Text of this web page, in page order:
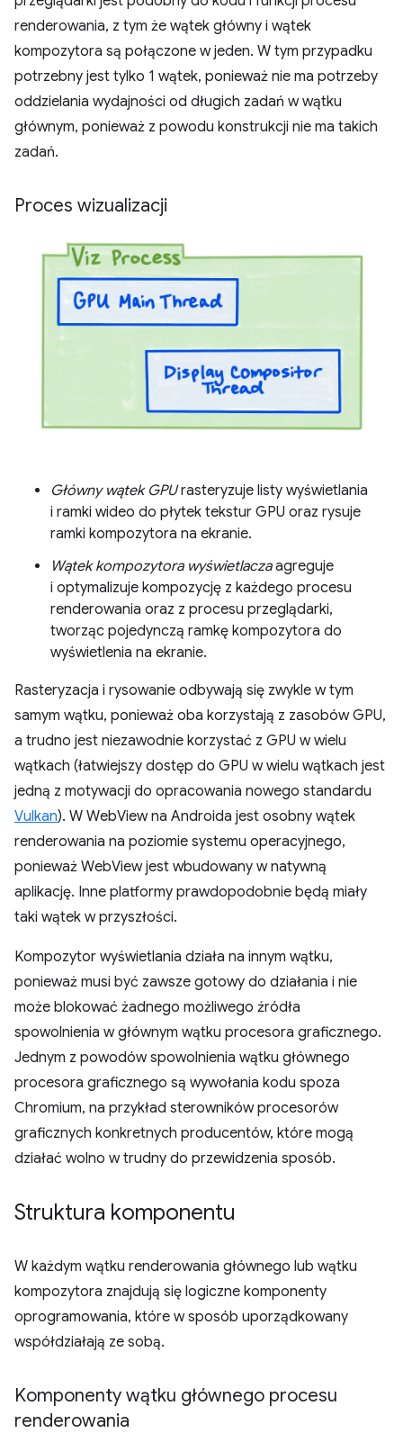
renderowania, z tym że wątek główny i wątek
kompozytora są połączone w jeden. W tym przypadku
potrzebny jest tylko 1 wątek, ponieważ nie ma potrzeby
oddzielania wydajności od długich zadań w wątku
głównym, ponieważ z powodu konstrukcji nie ma takich
zadań.
Proces wizualizacji
Główny wątek GPUrasteryzuje listy wyświetlania
i ramki wideo do płytek tekstur GPU oraz rysuje
ramki kompozytora na ekranie.
Wątek kompozytora wyświetlaczaagreguje
i optymalizuje kompozycję z każdego procesu
renderowania oraz z procesu przeglądarki,
tworząc pojedynczą ramkę kompozytora do
wyświetlenia na ekranie.
Rasteryzacja i rysowanie odbywają się zwykle w tym
samym wątku, ponieważ oba korzystają z zasobów GPU,
a trudno jest niezawodnie korzystać z GPU w wielu
wątkach (łatwiejszy dostęp do GPU w wielu wątkach jest
jedną z motywacji do opracowania nowego standardu
Vulkan). W WebView na Androida jest osobny wątek
renderowania na poziomie systemu operacyjnego,
ponieważ WebView jest wbudowany w natywną
aplikację. Inne platformy prawdopodobnie będą miały
taki wątek w przyszłości.
Kompozytor wyświetlania działa na innym wątku,
ponieważ musi być zawsze gotowy do działania i nie
może blokować żadnego możliwego źródła
spowolnienia w głównym wątku procesora graficznego.
Jednym z powodów spowolnienia wątku głównego
procesora graficznego są wywołania kodu spoza
Chromium, na przykład sterowników procesorów
graficznych konkretnych producentów, które mogą
działać wolno w trudny do przewidzenia sposób.
Struktura komponentu
W każdym wątku renderowania głównego lub wątku
kompozytora znajdują się logiczne komponenty
oprogramowania, które w sposób uporządkowany
współdziałają ze sobą.
Komponenty wątku głównego procesu
renderowania